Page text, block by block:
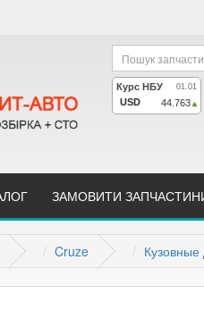
ЗАМОВИТИ
Cruze Кузовные